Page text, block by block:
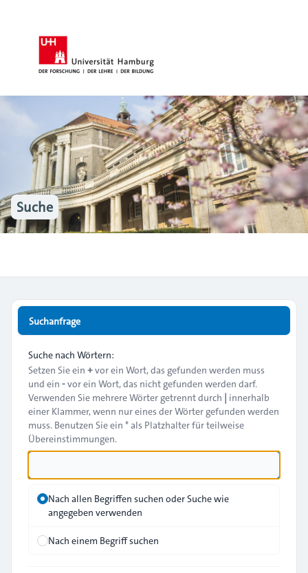
Suche
Suchanfrage
Suche nach Wörtern:
Setzen Sie ein +vor ein Wort, das gefunden werden muss
und ein -vor ein Wort, das nicht gefunden werden darf.
Verwenden Sie mehrere Wörter getrennt durch | innerhalb
einer Klammer, wenn nur eines der Wörter gefunden werden
muss. Benutzen Sie ein * als Platzhalter für teilweise
Übereinstimmungen.
Nach allen Begriffen suchen oder Suche wie
angegeben verwenden
Nach einem Begriff suchen